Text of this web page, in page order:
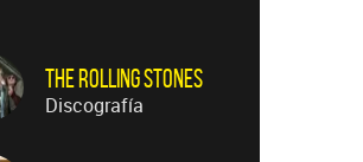
The Rolling Stones
Discografía